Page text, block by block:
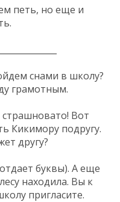
петь, но еще и
снами в школу?
грамотным.
Вот
Кикимору подругу.
другу?
буквы). А еще
находила. Вы к
пригласите.